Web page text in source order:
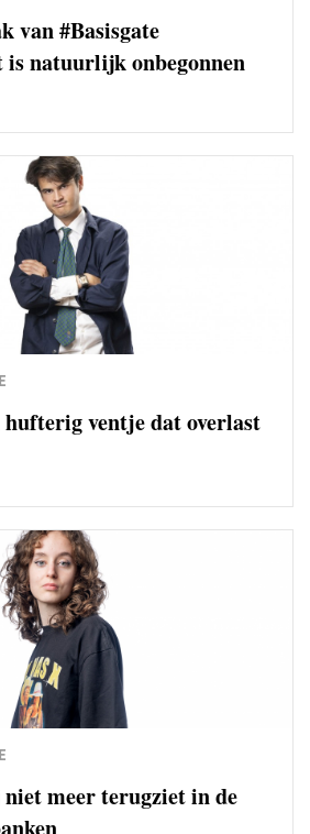
van #Basisgate
is natuurlijk onbegonnen
hufterig ventje dat overlast
meer terugziet in de